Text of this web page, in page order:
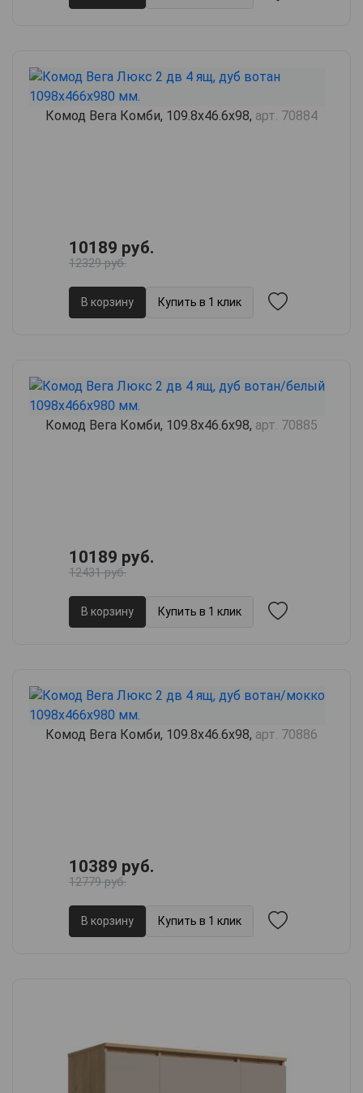
Комод Вега Комби, 109.8х46.6х98, арт. 70884
10189 руб.
12329 руб.
В корзину Купить в 1 клик
Комод Вега Комби, 109.8х46.6х98, арт. 70885
10189 руб.
12431 руб.
В корзину Купить в 1 клик
Комод Вега Комби, 109.8х46.6х98, арт. 70886
10389 руб.
12779 руб.
В корзину Купить в 1 клик